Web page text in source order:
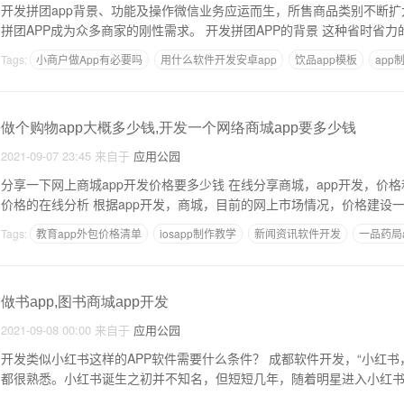
开发拼团app背景、功能及操作微信业务应运而生，所售商品类别不断
拼团APP成为众多商家的刚性需求。 开
Tags: 小商户做App有必要吗 用什么软件开发安卓app 饮品app模板 app
做个购物app大概多少钱,开发一个网络商城app要多少钱
2021-09-07 23:45 来自于 应用公园
分享一下网上商城app开发价格要多少钱 在线分享商城，app开发，价格和多少钱？ 以下是对商
价格的在线分析 根据app开发，商城，目前的网上市场情况，价格建
Tags: 教育app外包价格清单 iosapp制作教学 新闻资讯软件开发 一品药
做书app,图书商城app开发
2021-09-08 00:00 来自于 应用公园
开发类似小红书这样的APP软件需要什么条件？ 成都软件开发，“小红
都很熟悉。小红书诞生之初并不知名，但短短几年，随着明星进入小红